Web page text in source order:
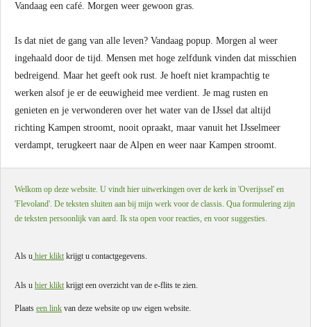
Vandaag een café. Morgen weer gewoon gras.
Is dat niet de gang van alle leven? Vandaag popup. Morgen al weer
ingehaald door de tijd. Mensen met hoge zelfdunk vinden dat misschien
bedreigend. Maar het geeft ook rust. Je hoeft niet krampachtig te
werken alsof je er de eeuwigheid mee verdient. Je mag rusten en
genieten en je verwonderen over het water van de IJssel dat altijd
richting Kampen stroomt, nooit opraakt, maar vanuit het IJsselmeer
verdampt, terugkeert naar de Alpen en weer naar Kampen stroomt.
Welkom op deze website. U vindt hier uitwerkingen over de kerk in 'Overijssel' en
'Flevoland'. De teksten sluiten aan bij mijn werk voor de classis. Qua formulering zijn
de teksten persoonlijk van aard. Ik sta open voor reacties, en voor suggesties.
Als u hier klikt krijgt u contactgegevens.
Als u hier klikt krijgt een overzicht van de e-flits te zien.
Plaats een link van deze website op uw eigen website.